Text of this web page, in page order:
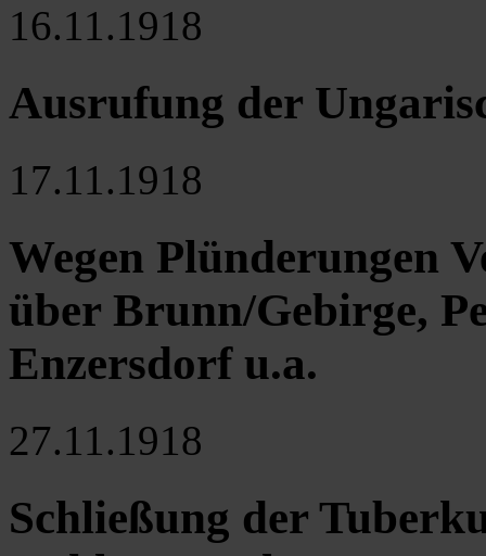
16.11.1918
Ausrufung der
17.11.1918
Wegen Plünderungen
über Brunn/Gebirge,
Enzersdorf u.a.
27.11.1918
Schließung der